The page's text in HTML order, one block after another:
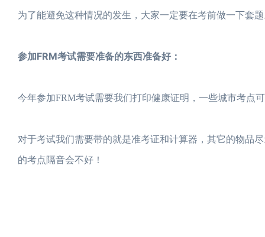
为了能避免这种情况的发生，大家一定要在考前做一下套
参加FRM考试需要准备的东西准备好：
今年参加FRM考试需要我们打印健康证明，一些城市考点
对于考试我们需要带的就是准考证和计算器，其它的物品
的考点隔音会不好！